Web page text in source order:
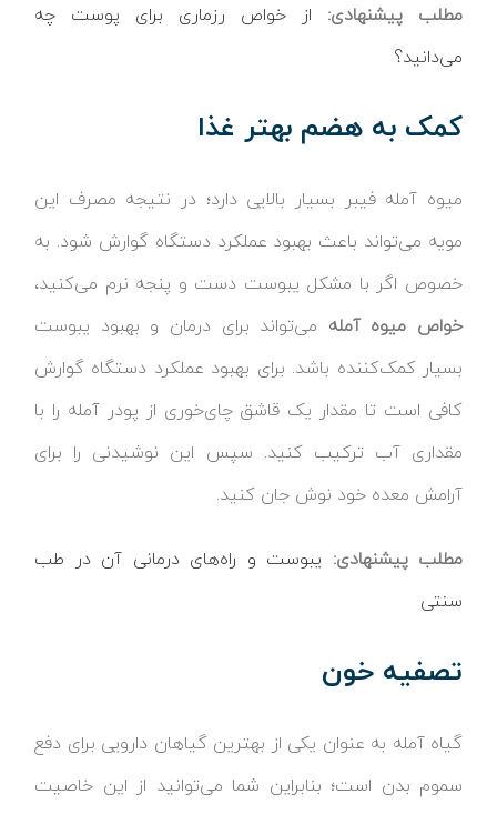
مطلب پیشنهادی:
از خواص رزماری برای پوست چه
می‌دانید؟
کمک به هضم بهتر غذا
میوه آمله فیبر بسیار بالایی دارد؛ در نتیجه مصرف این
مویه می‌تواند باعث بهبود عملکرد دستگاه گوارش شود. به
خصوص اگر با مشکل یبوست دست و پنجه نرم می‌کنید،
خواص میوه آمله می‌تواند برای درمان و بهبود یبوست
بسیار کمک‌کننده باشد. برای بهبود عملکرد دستگاه گوارش
کافی است تا مقدار یک قاشق چای‌خوری از پودر آمله را با
مقداری آب ترکیب کنید. سپس این نوشیدنی را برای
آرامش معده خود نوش جان کنید.
مطلب پیشنهادی: یبوست و راه‌های درمانی آن در طب
سنتی
تصفیه خون
گیاه آمله به عنوان یکی از بهترین گیاهان دارویی برای دفع
سموم بدن است؛ بنابراین شما می‌توانید از این خاصیت